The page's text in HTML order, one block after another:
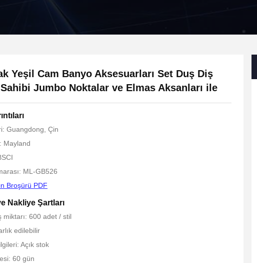
Yeşil Cam Banyo Aksesuarları Set Duş Diş
Sahibi Jumbo Noktalar ve Elmas Aksanları ile
Guangdong, Çin
Mayland
ML-GB526
Broşürü PDF
Nakliye Şartları
miktarı: 600 adet / stil
edilebilir
Açık stok
60 gün